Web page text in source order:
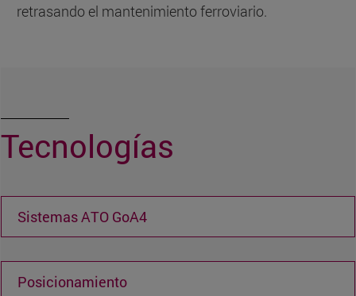
retrasando el mantenimiento ferroviario.
Tecnologías
Sistemas ATO GoA4
Posicionamiento